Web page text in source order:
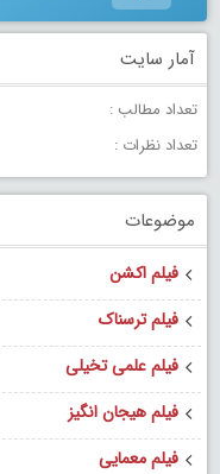
آمار سایت
تعداد مطالب :
تعداد نظرات :
موضوعات
فیلم اکشن
فیلم ترسناک
فیلم علمی تخیلی
فیلم هیجان انگیز
فیلم معمایی